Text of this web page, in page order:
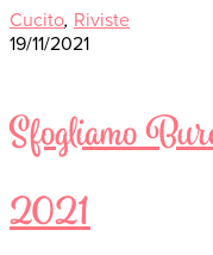
Cucito, Riviste
19/11/2021
Sfogliamo
2021